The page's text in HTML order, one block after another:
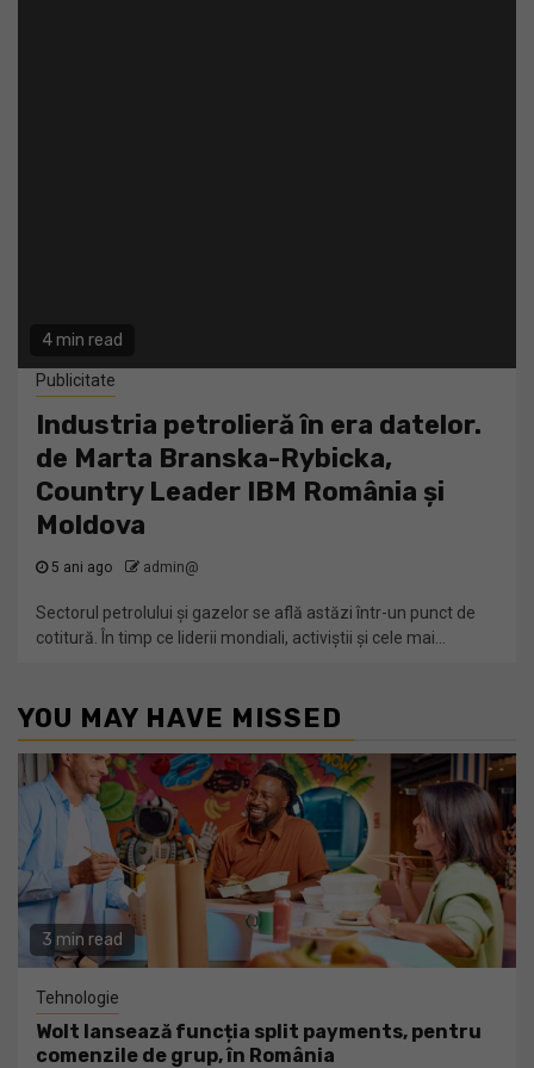
4 min read
Publicitate
Industria petrolieră în era datelor.
de Marta Branska-Rybicka,
Country Leader IBM România și
Moldova
5 ani ago admin@
Sectorul petrolului și gazelor se află astăzi într-un punct de
cotitură. În timp ce liderii mondiali, activiștii și cele mai...
YOU MAY HAVE MISSED
3 min read
Tehnologie
Wolt lansează funcția split payments, pentru
comenzile de grup, în România